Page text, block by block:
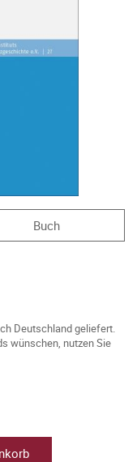
Buch
Deutschland geliefert.
wünschen, nutzen Sie